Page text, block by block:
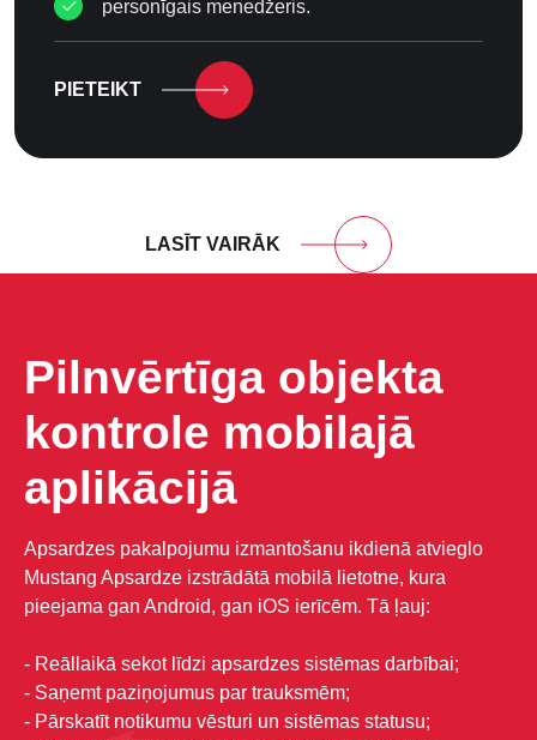
personīgais menedžeris.
PIETEIKT
LASĪT VAIRĀK
Pilnvērtīga objekta
kontrole mobilajā
aplikācijā
Apsardzes pakalpojumu izmantošanu ikdienā atvieglo
Mustang Apsardze izstrādātā mobilā lietotne, kura
pieejama gan Android, gan iOS ierīcēm. Tā ļauj:
- Reāllaikā sekot līdzi apsardzes sistēmas darbībai;
- Saņemt paziņojumus par trauksmēm;
- Pārskatīt notikumu vēsturi un sistēmas statusu;